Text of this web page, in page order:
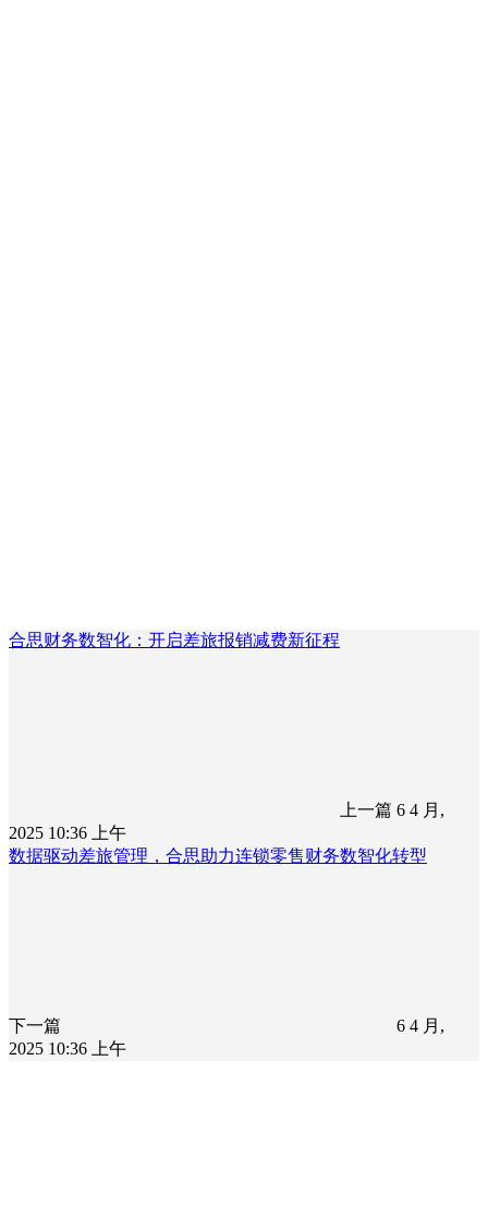
合思财务数智化：开启差旅报销减费新征程
上一篇 6 4 月,
2025 10:36 上午
数据驱动差旅管理，合思助力连锁零售财务数智化转型
下一篇
6 4 月,
2025 10:36 上午